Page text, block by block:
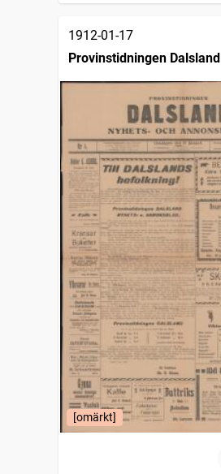
1912-01-17
Provinstidningen Dalsland
[omärkt]